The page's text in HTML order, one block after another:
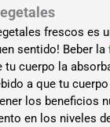
frescos es
sentido! Beber la
tu cuerpo la
a que tu
los beneficios
en los niveles